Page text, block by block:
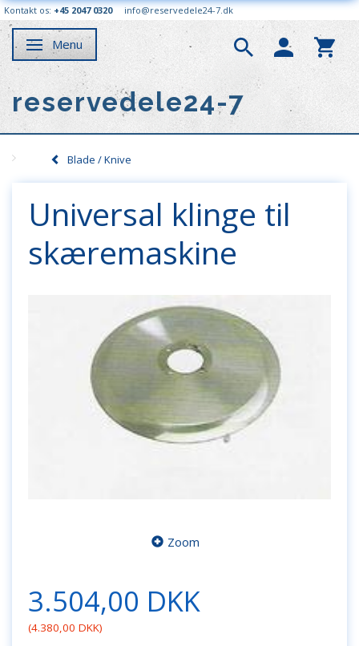
Kontakt os: +45 2047 0320 info@reservedele24-7.dk
Skifte navigation
Menu
reservedele24-7
Blade / Knive
Universal klinge til
skæremaskine
Zoom
3.504,00 DKK
(4.380,00 DKK)